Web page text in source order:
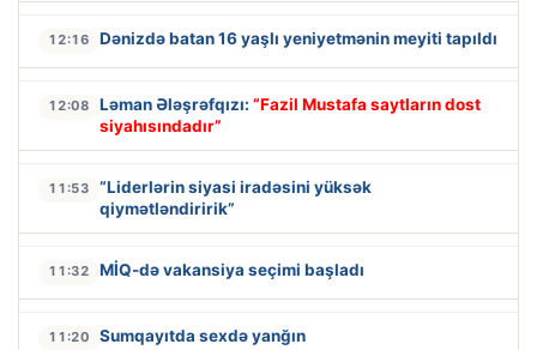
12:16 Dənizdə batan 16 yaşlı yeniyetmənin meyiti tapıldı
12:08 Ləman Ələşrəfqızı: “Fazil Mustafa saytların dost
siyahısındadır”
11:53
“Liderlərin siyasi iradəsini yüksək
qiymətləndiririk”
11:32 MİQ-də vakansiya seçimi başladı
11:20 Sumqayıtda sexdə yanğın